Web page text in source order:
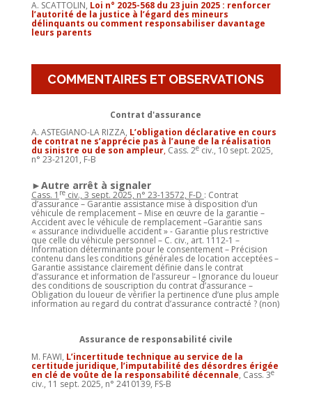
A. SCATTOLIN, Loi n° 2025-568 du 23 juin 2025 : renforcer
l’autorité de la justice à l’égard des mineurs
délinquants ou comment responsabiliser davantage
leurs parents
COMMENTAIRES ET OBSERVATIONS
Contrat d'assurance
A. ASTEGIANO-LA RIZZA, L’obligation déclarative en cours
de contrat ne s’apprécie pas à l’aune de la réalisation
du sinistre ou de son ampleur,Cass. 2eciv., 10 sept. 2025,
n° 23-21201, F-B
►Autre arrêt à signaler
Cass. 1 reciv., 3 sept. 2025, n° 23-13572, F-D : Contrat
d’assurance – Garantie assistance mise à disposition d’un
véhicule de remplacement – Mise en œuvre de la garantie –
Accident avec le véhicule de remplacement –Garantie sans
« assurance individuelle accident » - Garantie plus restrictive
que celle du véhicule personnel – C. civ., art. 1112-1 –
Information déterminante pour le consentement – Précision
contenu dans les conditions générales de location acceptées –
Garantie assistance clairement définie dans le contrat
d’assurance et information de l’assureur – Ignorance du loueur
des conditions de souscription du contrat d’assurance –
Obligation du loueur de vérifier la pertinence d’une plus ample
information au regard du contrat d’assurance contracté ? (non)
Assurance de responsabilité civile
M. FAWI, L’incertitude technique au service de la
certitude juridique, l’imputabilité des désordres érigée
en clé de voûte de la responsabilité décennale, Cass. 3e
civ., 11 sept. 2025, n° 2410139, FS-B